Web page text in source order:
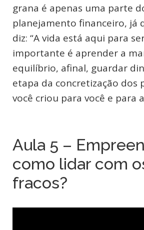
grana é apenas uma parte
planejamento financeiro, já
diz: “A vida está aqui para
importante é aprender a
equilíbrio, afinal, guardar
etapa da concretização dos
você criou para você e para
Aula 5 –
como lidar com
fracos?